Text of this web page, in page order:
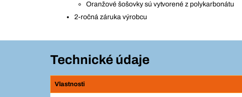
Oranžové šošovky sú vytvorené z polykarbonátu
2-ročná záruka výrobcu
Technické údaje
Vlastnosti